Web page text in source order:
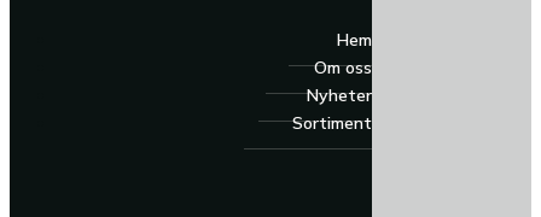
Hem
Om oss
Nyheter
Sortiment